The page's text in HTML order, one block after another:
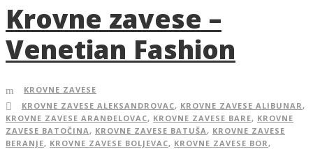
Krovne zavese –
Venetian Fashion
KROVNE ZAVESE
KROVNE ZAVESE ALEKSANDROVAC, KROVNE ZAVESE ALIBUNAR,
KROVNE ZAVESE ARANĐELOVAC, KROVNE ZAVESE BARE, KROVNE
ZAVESE BATOČINA, KROVNE ZAVESE BATUŠA, KROVNE ZAVESE
BERANJE, KROVNE ZAVESE BOLJEVAC, KROVNE ZAVESE BOR,